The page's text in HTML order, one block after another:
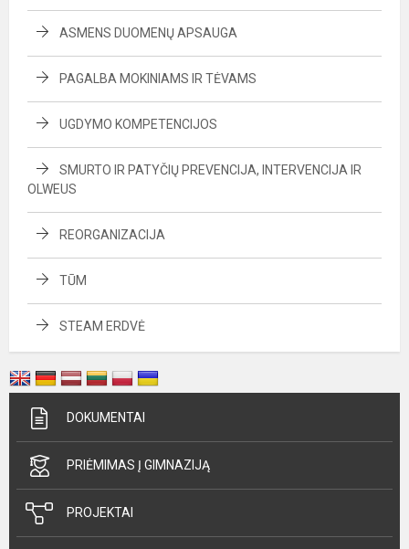
ASMENS DUOMENŲ APSAUGA
PAGALBA MOKINIAMS IR TĖVAMS
UGDYMO KOMPETENCIJOS
SMURTO IR PATYČIŲ PREVENCIJA, INTERVENCIJA IR
OLWEUS
REORGANIZACIJA
TŪM
STEAM ERDVĖ
DOKUMENTAI
PRIĖMIMAS Į GIMNAZIJĄ
PROJEKTAI